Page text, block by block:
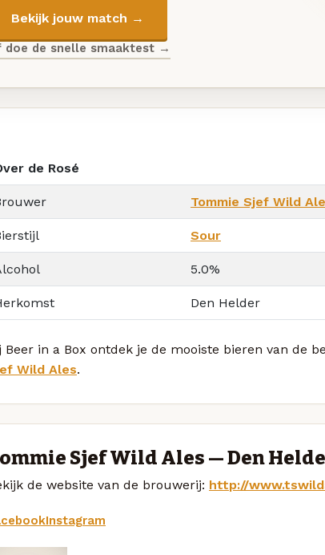
Bekijk jouw match →
doe de snelle smaaktest →
de Rosé
Tommie Sjef Wild
Sour
5.0%
Den Helder
Beer in a Box ontdek je de mooiste bieren van de
Wild Ales.
Sjef Wild Ales — Den
de website van de brouwerij: http://
Instagram